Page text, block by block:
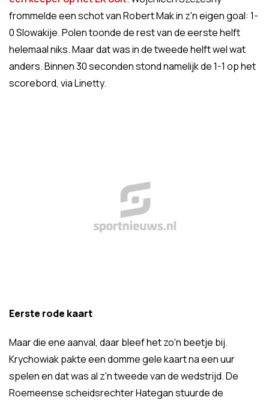
frommelde een schot van Robert Mak in z'n eigen goal: 1-
0 Slowakije. Polen toonde de rest van de eerste helft
helemaal niks. Maar dat was in de tweede helft wel wat
anders. Binnen 30 seconden stond namelijk de 1-1 op het
scorebord, via Linetty.
Eerste rode kaart
Maar die ene aanval, daar bleef het zo'n beetje bij.
Krychowiak pakte een domme gele kaart na een uur
spelen en dat was al z'n tweede van de wedstrijd. De
Roemeense scheidsrechter Hategan stuurde de